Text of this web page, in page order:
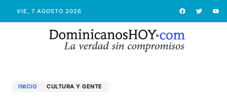
VIE, 7 AGOSTO 2026
INICIO CULTURA Y GENTE